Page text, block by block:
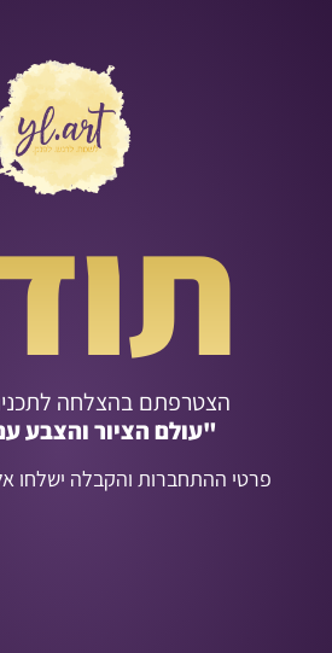
הצטרפתם בהצלחה
"עולם הציור והצבע
פרטי ההתחברות והקבלה ישלחו